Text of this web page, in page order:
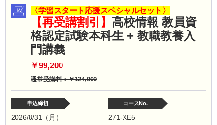
〈学習スタート応援スペシャルセット〉
【再受講割引】 高校情報 教員資
格認定試験本科生 + 教職教養入
門講義
￥99,200
通常受講料：￥124,000
申込締切
2026/8/31（月）
コースNo.
271-XE5